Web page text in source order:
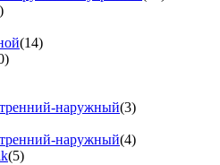
(14)
наружный(3)
наружный(4)
(5)